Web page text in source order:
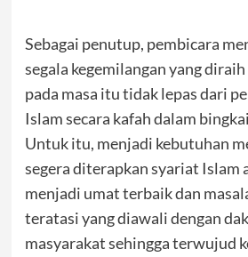
Sebagai penutup, pembicara
segala kegemilangan yang
pada masa itu tidak lepas dari
Islam secara kafah dalam
Untuk itu, menjadi kebutuhan
segera diterapkan syariat Islam
menjadi umat terbaik dan
teratasi yang diawali dengan
masyarakat sehingga terwujud